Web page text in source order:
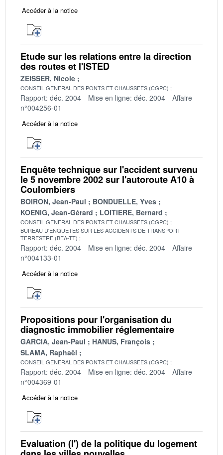
Accéder à la notice
Etude sur les relations entre la direction
des routes et l'ISTED
ZEISSER, Nicole
CONSEIL GENERAL DES PONTS ET CHAUSSEES (CGPC)
Rapport: déc. 2004 Mise en ligne: déc. 2004
Affaire
n°004256-01
Accéder à la notice
Enquête technique sur l'accident survenu
le 5 novembre 2002 sur l'autoroute A10 à
Coulombiers
BOIRON, Jean-Paul
BONDUELLE, Yves
KOENIG, Jean-Gérard
LOITIERE, Bernard
CONSEIL GENERAL DES PONTS ET CHAUSSEES (CGPC)
BUREAU D'ENQUETES SUR LES ACCIDENTS DE TRANSPORT
TERRESTRE (BEA-TT)
Rapport: déc. 2004 Mise en ligne: déc. 2004
Affaire
n°004133-01
Accéder à la notice
Propositions pour l'organisation du
diagnostic immobilier réglementaire
GARCIA, Jean-Paul
HANUS, François
SLAMA, Raphaël
CONSEIL GENERAL DES PONTS ET CHAUSSEES (CGPC)
Rapport: déc. 2004 Mise en ligne: déc. 2004
Affaire
n°004369-01
Accéder à la notice
Evaluation (l') de la politique du logement